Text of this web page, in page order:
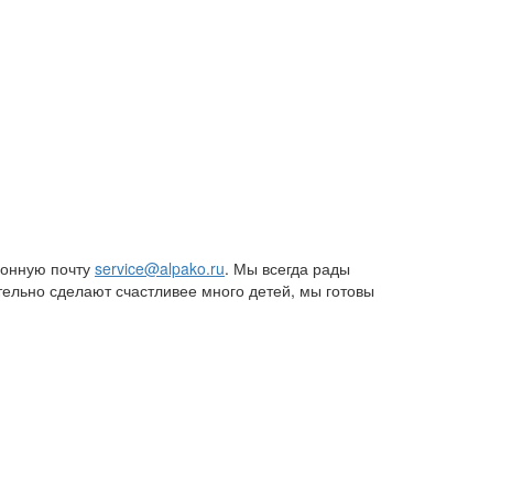
почту service@alpako.ru. Мы всегда рады
сделают счастливее много детей, мы готовы